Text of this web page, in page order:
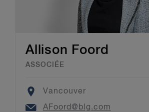
Allison Foord
ASSOCIÉE
Location
Vancouver
Email
AFoord@blg.com